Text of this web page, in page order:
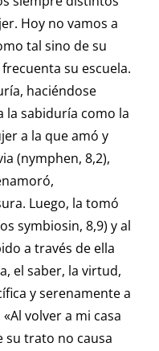
Hoy no vamos a
tal sino de su
su escuela.
haciéndose
la sabiduría como la
a la que amó y
(nymphen, 8,2),
Luego, la tomó
symbiosin, 8,9) y al
a través de ella
el saber, la virtud,
y serenamente a
volver a mi casa
su trato no causa